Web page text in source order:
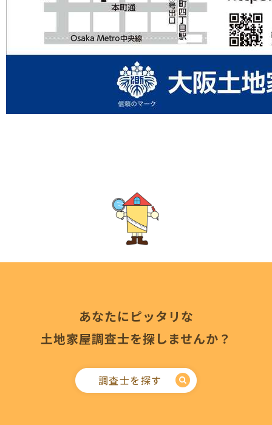
あなたにピッタリな
土地家屋調査士を探しませんか？
調査士を探す